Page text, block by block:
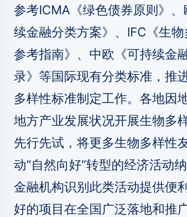
参考ICMA《绿色债券原则》
续金融分类方案》、IFC《生
参考指南》、中欧《可持续金
录》等国际现有分类标准，推
多样性标准制定工作。各地因
地方产业发展状况开展生物多
先行先试，将更多生物多样性
动“自然向好”转型的经济活动
金融机构识别此类活动提供便
好的项目在全国广泛落地和推广